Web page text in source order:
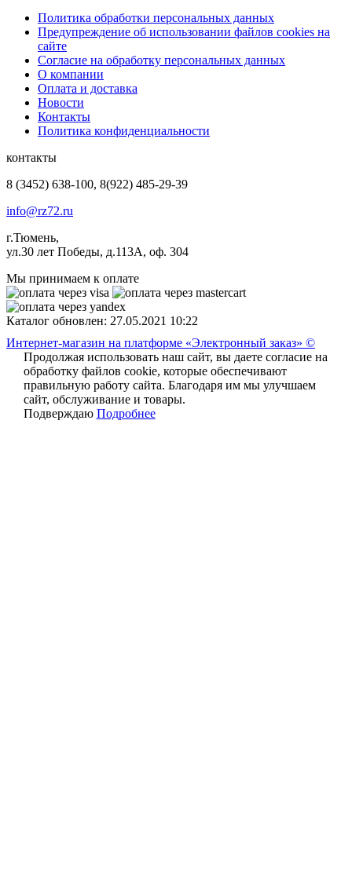
Политика обработки персональных данных
Предупреждение об использовании файлов cookies на
сайте
Согласие на обработку персональных данных
О компании
Оплата и доставка
Новости
Контакты
Политика конфиденциальности
контакты
8 (3452) 638-100, 8(922) 485-29-39
info@rz72.ru
г.Тюмень,
ул.30 лет Победы, д.113А, оф. 304
Мы принимаем к оплате
Каталог обновлен: 27.05.2021 10:22
Интернет-магазин на платформе «Электронный заказ» ©
Продолжая использовать наш сайт, вы даете согласие на
обработку файлов cookie, которые обеспечивают
правильную работу сайта. Благодаря им мы улучшаем
сайт, обслуживание и товары.
Подверждаю Подробнее